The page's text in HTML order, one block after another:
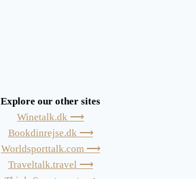
Explore our other sites
Winetalk.dk ⟶
Bookdinrejse.dk ⟶
Worldsporttalk.com ⟶
Traveltalk.travel ⟶